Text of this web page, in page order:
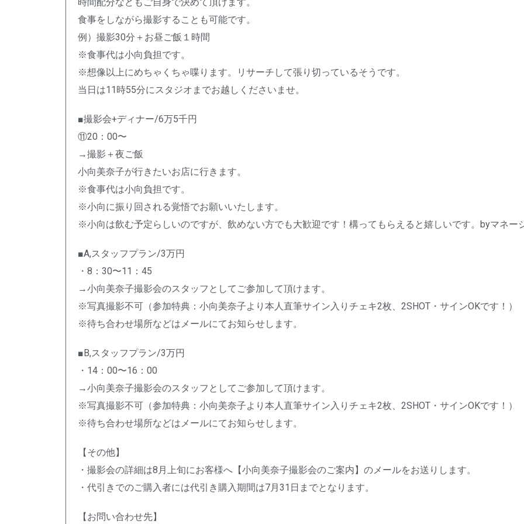
時間配分などもご自身で決めて頂けます。
食事をしながら撮影することも可能です。
例）撮影30分＋お昼ご飯１時間
※食事代は小向負担です。
※想像以上にめちゃくちゃ喋ります。リサーチして張り切っているそうです。
当日は11時55分にスタジオまでお越しくださいませ。
■撮影会+ディナー/6万5千円
⑪20：00〜
→撮影＋夜ご飯
小向美奈子が行きたいお店に行きます。
※食事代は小向負担です。
※小向に振り回される覚悟でお願いいたします。
※小向は飲む予定らしいのですが、飲めない方でも大歓迎です！構ってもらえると嬉しいです。byマネー
■A,スタッフプラン/3万円
・8：30〜11：45
→小向美奈子撮影会のスタッフとしてご参加して頂けます。
※写真撮影不可（参加特典：小向美奈子より本人直筆サイン入りチェキ2枚、2SHOT・サインOKです！）
※待ち合わせ場所などはメールにてお知らせします。
■B,スタッフプラン/3万円
・14：00〜16：00
→小向美奈子撮影会のスタッフとしてご参加して頂けます。
※写真撮影不可（参加特典：小向美奈子より本人直筆サイン入りチェキ2枚、2SHOT・サインOKです！）
※待ち合わせ場所などはメールにてお知らせします。
【その他】
・撮影会の詳細は8月上旬にお客様へ【小向美奈子撮影会のご案内】のメールをお送りします。
・代引きでのご購入者には代引き購入期間は7月31日までとなります。
【お問い合わせ先】